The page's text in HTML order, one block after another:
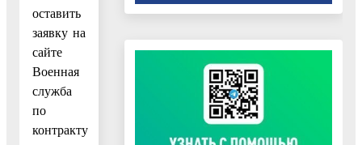
оставить
заявку на
сайте
Военная
служба
по
контракту